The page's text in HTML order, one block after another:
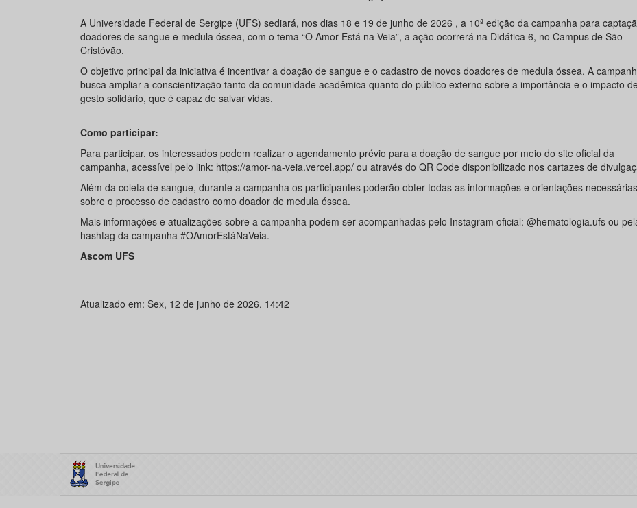
A Universidade Federal de Sergipe (UFS) sediará, nos dias 18 e 19 de junho de 2026 , a 10ª edição da campanha para
doadores de sangue e medula óssea, com o tema “O Amor Está na Veia”, a ação ocorrerá na Didática 6, no Campus de São
Cristóvão.
O objetivo principal da iniciativa é incentivar a doação de sangue e o cadastro de novos doadores de medula óssea. A
busca ampliar a conscientização tanto da comunidade acadêmica quanto do público externo sobre a importância e o impacto
gesto solidário, que é capaz de salvar vidas.
Como participar:
Para participar, os interessados podem realizar o agendamento prévio para a doação de sangue por meio do site oficial da
campanha, acessível pelo link: https://amor-na-veia.vercel.app/ ou através do QR Code disponibilizado nos cartazes de
Além da coleta de sangue, durante a campanha os participantes poderão obter todas as informações e orientações necessárias
sobre o processo de cadastro como doador de medula óssea.
Mais informações e atualizações sobre a campanha podem ser acompanhadas pelo Instagram oficial: @hematologia.ufs ou
hashtag da campanha #OAmorEstáNaVeia.
Ascom UFS
Atualizado em: Sex, 12 de junho de 2026, 14:42